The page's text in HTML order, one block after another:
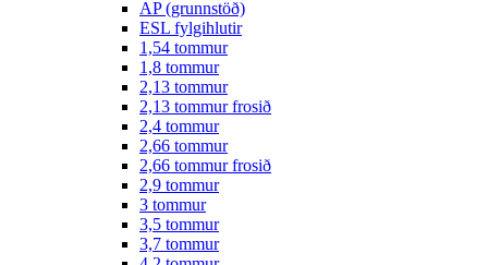
AP (grunnstöð)
ESL fylgihlutir
1,54 tommur
1,8 tommur
2,13 tommur
2,13 tommur frosið
2,4 tommur
2,66 tommur
2,66 tommur frosið
2,9 tommur
3 tommur
3,5 tommur
3,7 tommur